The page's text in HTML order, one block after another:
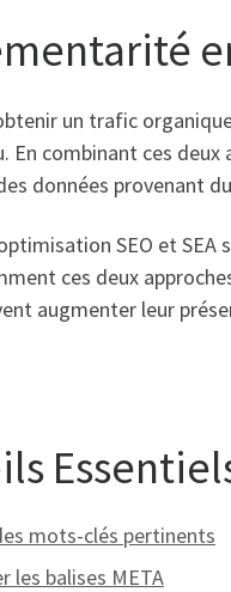
un trafic
En combinant ces
données provenant
SEO et
ces deux
augmenter leur
mots-clés pertinents
les balises META